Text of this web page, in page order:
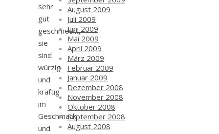
sehr
gut
geschmeckt,
sie
sind
würzig
und
kräftig
im
Geschmack
und
August 2009
Juli 2009
Juni 2009
Mai 2009
April 2009
März 2009
Februar 2009
Januar 2009
Dezember 2008
November 2008
Oktober 2008
September 2008
August 2008